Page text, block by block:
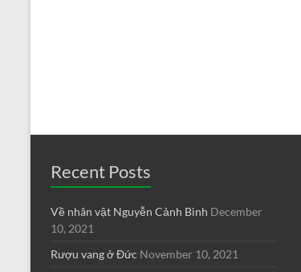
Recent Posts
Về nhân vật Nguyễn Cảnh Bình December
10, 2021
Rượu vang ở Đức November 10, 2021